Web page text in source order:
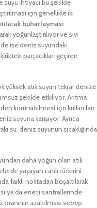
ihtiyacı bu şekilde
için genellikle iki
buharlaşması
yoğunlaştırılıyor ve sıvı
ise deniz suyundaki
parçacıkları geçiren
yüksek atık suyun tekrar denize
şekilde etkiliyor. Arıtma
korunabilmesi için kullanılan
suyuna karışıyor. Ayrıca
su, deniz suyunun sıcaklığında
daha yoğun olan atık
yaşayan canlı türlerini
farklı noktadan boşaltılarak
ya da enerji santrallerinde
oranının azaltılması sebep